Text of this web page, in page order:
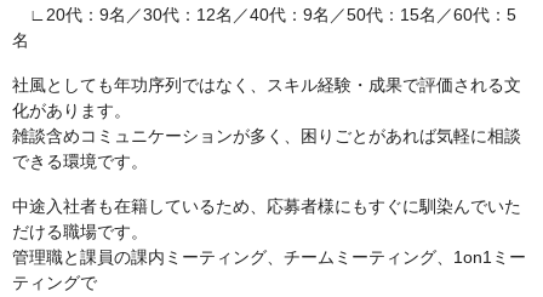
∟20代：9名／30代：12名／40代：9名／50代：15名／60代：5
名
社風としても年功序列ではなく、スキル経験・成果で評価される文
化があります。
雑談含めコミュニケーションが多く、困りごとがあれば気軽に相談
できる環境です。
中途入社者も在籍しているため、応募者様にもすぐに馴染んでいた
だける職場です。
管理職と課員の課内ミーティング、チームミーティング、1on1ミー
ティングで